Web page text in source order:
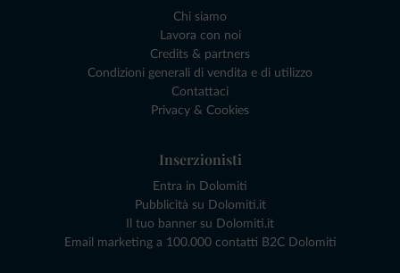
Chi siamo
Lavora con noi
Credits & partners
Condizioni generali di vendita e di utilizzo
Contattaci
Privacy & Cookies
Inserzionisti
Entra in Dolomiti
Pubblicità su Dolomiti.it
Il tuo banner su Dolomiti.it
Email marketing a 100.000 contatti B2C Dolomiti